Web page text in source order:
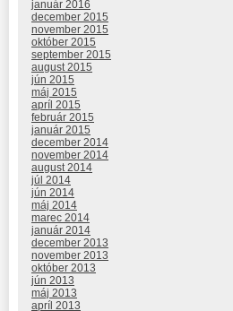
január 2016
december 2015
november 2015
október 2015
september 2015
august 2015
jún 2015
máj 2015
apríl 2015
február 2015
január 2015
december 2014
november 2014
august 2014
júl 2014
jún 2014
máj 2014
marec 2014
január 2014
december 2013
november 2013
október 2013
jún 2013
máj 2013
apríl 2013